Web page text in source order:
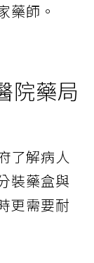
藥師。
院藥局
了解病人
裝藥盒與
更需要耐